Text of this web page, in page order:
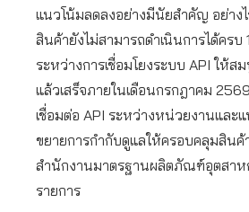
แนวโน้มลดลงอย่างมีนัยสำคัญ อย่าง
สินค้ายังไม่สามารถดำเนินการได้ครบ
ระหว่างการเชื่อมโยงระบบ API ให้
แล้วเสร็จภายในเดือนกรกฎาคม
เชื่อมต่อ API ระหว่างหน่วยงานและ
ขยายการกำกับดูแลให้ครอบคลุมสิน
สำนักงานมาตรฐานผลิตภัณฑ์อุตสาห
รายการ